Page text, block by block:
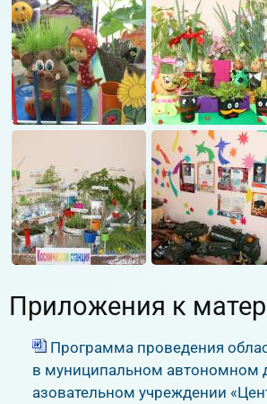
Приложения к
Программа проведения
в муниципальном автономном
азовательном учреждении